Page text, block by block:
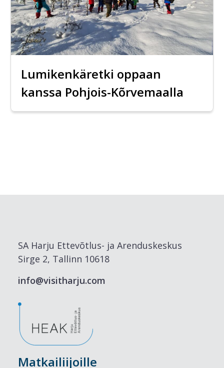
Lumikenkäretki oppaan
kanssa Pohjois-Kõrvemaalla
SA Harju Ettevõtlus- ja Arenduskeskus
Sirge 2, Tallinn 10618
info@visitharju.com
Matkailiijoille